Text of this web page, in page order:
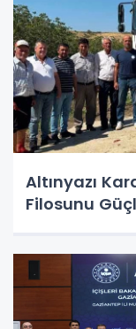
Altınyazı
Filosunu